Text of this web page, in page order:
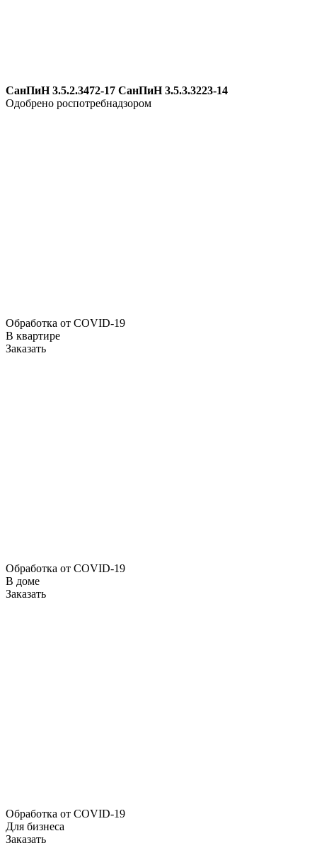
СанПиН 3.5.2.3472-17 СанПиН 3.5.3.3223-14
Одобрено роспотребнадзором
Обработка от COVID-19
В квартире
Заказать
Обработка от COVID-19
В доме
Заказать
Обработка от COVID-19
Для бизнеса
Заказать